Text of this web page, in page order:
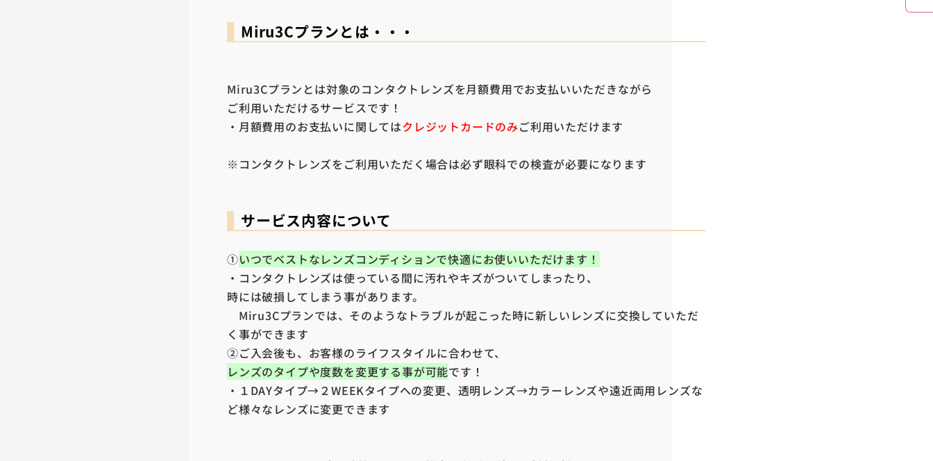
Miru3Cプランとは・・・
Miru3Cプランとは対象のコンタクトレンズを月額費用でお支払いいただきながら
ご利用いただけるサービスです！
・月額費用のお支払いに関してはクレジットカードのみご利用いただけます
※コンタクトレンズをご利用いただく場合は必ず眼科での検査が必要になります
サービス内容について
①いつでベストなレンズコンディションで快適にお使いいただけます！
・コンタクトレンズは使っている間に汚れやキズがついてしまったり、
時には破損してしまう事があります。
Miru3Cプランでは、そのようなトラブルが起こった時に新しいレンズに交換していただ
く事ができます
②ご入会後も、お客様のライフスタイルに合わせて、
レンズのタイプや度数を変更する事が可能です！
・１DAYタイプ→２WEEKタイプへの変更、透明レンズ→カラーレンズや遠近両用レンズな
ど様々なレンズに変更できます